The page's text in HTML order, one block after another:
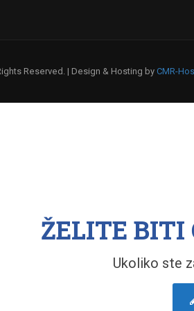
Reserved. | Design & Hosting by CMR-
ŽELITE BITI
Ukoliko ste